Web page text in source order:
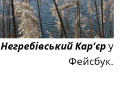
Негребівський Кар’єру
Фейсбук.